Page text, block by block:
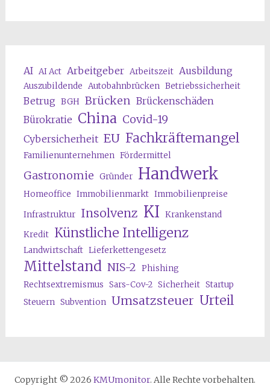
AI AI Act Arbeitgeber Arbeitszeit Ausbildung
Auszubildende Autobahnbrücken Betriebssicherheit
Betrug BGH Brücken Brückenschäden
Bürokratie China Covid-19
Cybersicherheit EU Fachkräftemangel
Familienunternehmen Fördermittel
Gastronomie Gründer Handwerk
Homeoffice Immobilienmarkt Immobilienpreise
Infrastruktur Insolvenz KI Krankenstand
Kredit Künstliche Intelligenz
Landwirtschaft Lieferkettengesetz
Mittelstand NIS-2 Phishing
Rechtsextremismus Sars-Cov-2 Sicherheit Startup
Steuern Subvention Umsatzsteuer Urteil
Copyright © 2026 KMUmonitor. Alle Rechte vorbehalten.